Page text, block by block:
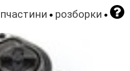
розборки